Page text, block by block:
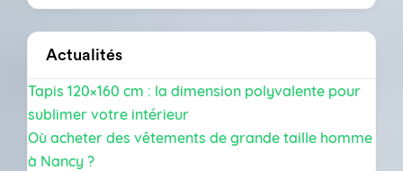
Actualités
Tapis 120×160 cm : la dimension polyvalente pour
sublimer votre intérieur
Où acheter des vêtements de grande taille homme
à Nancy ?